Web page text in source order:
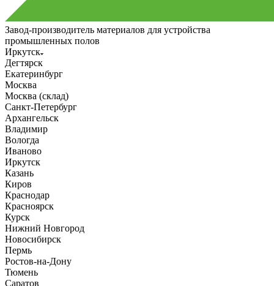
Завод-производитель материалов для устройства
промышленных полов
Иркутск
Дегтярск
Екатеринбург
Москва
Москва (склад)
Санкт-Петербург
Архангельск
Владимир
Вологда
Иваново
Иркутск
Казань
Киров
Краснодар
Красноярск
Курск
Нижний Новгород
Новосибирск
Пермь
Ростов-на-Дону
Тюмень
Саратов